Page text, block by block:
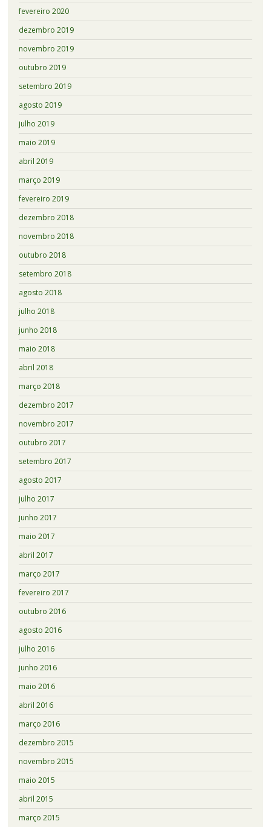
fevereiro 2020
dezembro 2019
novembro 2019
outubro 2019
setembro 2019
agosto 2019
julho 2019
maio 2019
abril 2019
março 2019
fevereiro 2019
dezembro 2018
novembro 2018
outubro 2018
setembro 2018
agosto 2018
julho 2018
junho 2018
maio 2018
abril 2018
março 2018
dezembro 2017
novembro 2017
outubro 2017
setembro 2017
agosto 2017
julho 2017
junho 2017
maio 2017
abril 2017
março 2017
fevereiro 2017
outubro 2016
agosto 2016
julho 2016
junho 2016
maio 2016
abril 2016
março 2016
dezembro 2015
novembro 2015
maio 2015
abril 2015
março 2015